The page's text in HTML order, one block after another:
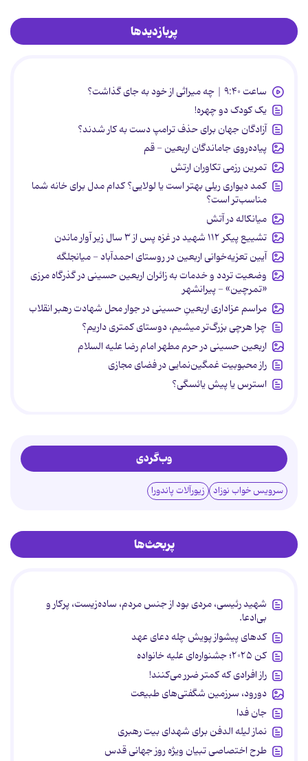
پربازدیدها
ساعت ۹:۴۰ | چه میراثی از خود به جای گذاشت؟
یک کودک دو چهره!
آزادگان جهان برای حذف ترامپ دست به کار شدند؟
پیاده‌روی جاماندگان اربعین - قم
تمرین رزمی تکاوران ارتش
کمد دیواری ریلی بهتر است یا لولایی؟ کدام مدل برای خانه شما
مناسب‌تر است؟
میانکاله در آتش
تشییع پیکر ۱۱۲ شهید در غزه پس از ۳ سال زیر آوار ماندن
آیین تعزیه‌خوانی اربعین در روستای احمدآباد - میانجلگه
وضعیت تردد و خدمات به زائران اربعین حسینی در گذرگاه مرزی
«تمرچین» - پیرانشهر
مراسم عزاداری اربعینِ حسینی در جوار محل شهادت رهبر انقلاب
چرا هرچی بزرگ‌تر میشیم، دوستای کمتری داریم؟
اربعین حسینی در حرم مطهر امام رضا علیه السلام
راز محبوبیت غمگین‌نمایی در فضای مجازی
استرس یا پیش یائسگی؟
وب‌گردی
سرویس خواب نوزاد زیورآلات پاندورا
پربحث‌ها
شهید رئیسی، مردی بود از جنس مردم، ساده‌زیست، پرکار و
بی‌ادعا.
کدهای پیشواز پویش چله دعای عهد
کن ۲۰۲۵؛ جشنواره‌ای علیه خانواده
راز افرادی که کمتر ضرر می‌کنند!
دورود، سرزمین شگفتی‌های طبیعت
جان فدا
نماز لیله الدفن برای شهدای بیت رهبری
طرح اختصاصی تبیان ویژه روز جهانی قدس